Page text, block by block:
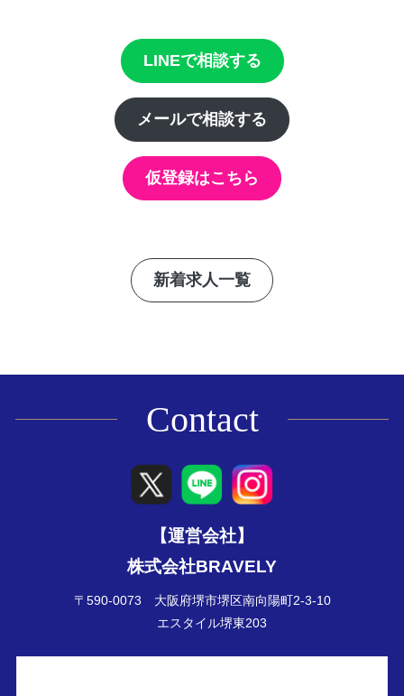
LINEで相談する
メールで相談する
仮登録はこちら
新着求人一覧
Contact
【運営会社】
株式会社BRAVELY
〒590-0073 大阪府堺市堺区南向陽町2-3-10
エスタイル堺東203